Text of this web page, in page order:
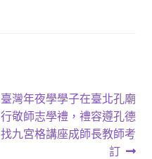
下
一
篇
臺灣年夜學學子在臺北孔廟
行敬師志學禮，禮容遵孔德
找九宮格講座成師長教師考
訂